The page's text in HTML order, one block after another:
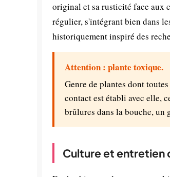
original et sa rusticité face aux
régulier, s'intégrant bien dans
historiquement inspiré des
Attention : plante toxique.
Genre de plantes dont
contact est établi avec elle,
brûlures dans la bouche, un
Culture et entretien